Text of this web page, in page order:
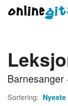
Meny
Logg inn
Barnesanger
Sortering: Nyeste